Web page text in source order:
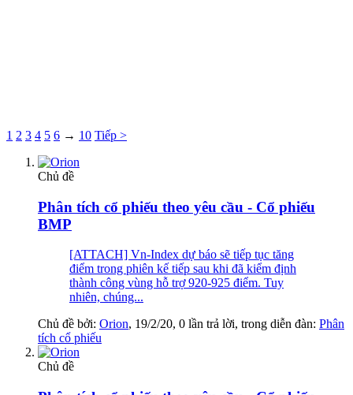
1 2 3 4 5 6 → 10 Tiếp >
Chủ đề
Phân tích cổ phiếu theo yêu cầu - Cổ phiếu
BMP
[ATTACH] Vn-Index dự báo sẽ tiếp tục tăng
điểm trong phiên kế tiếp sau khi đã kiểm định
thành công vùng hỗ trợ 920-925 điểm. Tuy
nhiên, chúng...
Chủ đề bởi: Orion, 19/2/20, 0 lần trả lời, trong diễn đàn: Phân
tích cổ phiếu
Chủ đề